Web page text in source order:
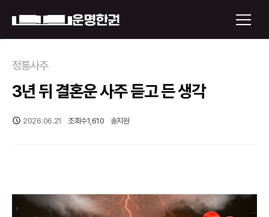
운명한권 보기
미래 배우자 얼굴
신년운세
회원가입
정통사주
3년 뒤 결혼운 사주 듣고 든 생각
2026.06.21 조회수1,610 송지원